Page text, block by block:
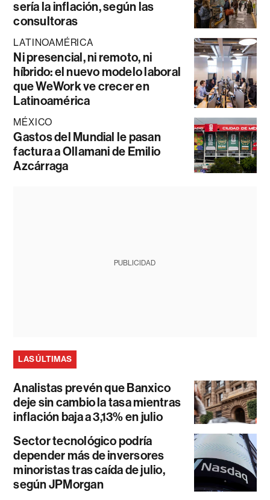
sería la inflación, según las
consultoras
LATINOAMÉRICA
Ni presencial, ni remoto, ni
híbrido: el nuevo modelo laboral
que WeWork ve crecer en
Latinoamérica
MÉXICO
Gastos del Mundial le pasan
factura a Ollamani de Emilio
Azcárraga
PUBLICIDAD
LAS ÚLTIMAS
Analistas prevén que Banxico
deje sin cambio la tasa mientras
inflación baja a 3,13% en julio
Sector tecnológico podría
depender más de inversores
minoristas tras caída de julio,
según JPMorgan